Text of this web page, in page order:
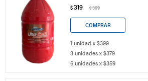
$319 $399
1 unidad x $399
3 unidades x $379
6 unidades x $359